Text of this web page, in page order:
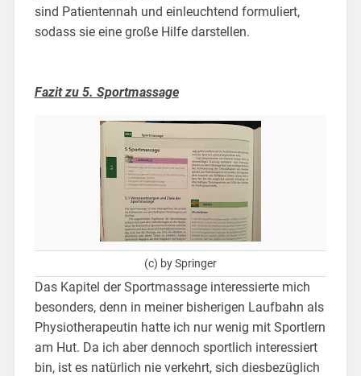
sind Patientennah und einleuchtend formuliert,
sodass sie eine große Hilfe darstellen.
Fazit zu 5. Sportmassage
(c) by Springer
Das Kapitel der Sportmassage interessierte mich
besonders, denn in meiner bisherigen Laufbahn als
Physiotherapeutin hatte ich nur wenig mit Sportlern
am Hut. Da ich aber dennoch sportlich interessiert
bin, ist es natürlich nie verkehrt, sich diesbezüglich